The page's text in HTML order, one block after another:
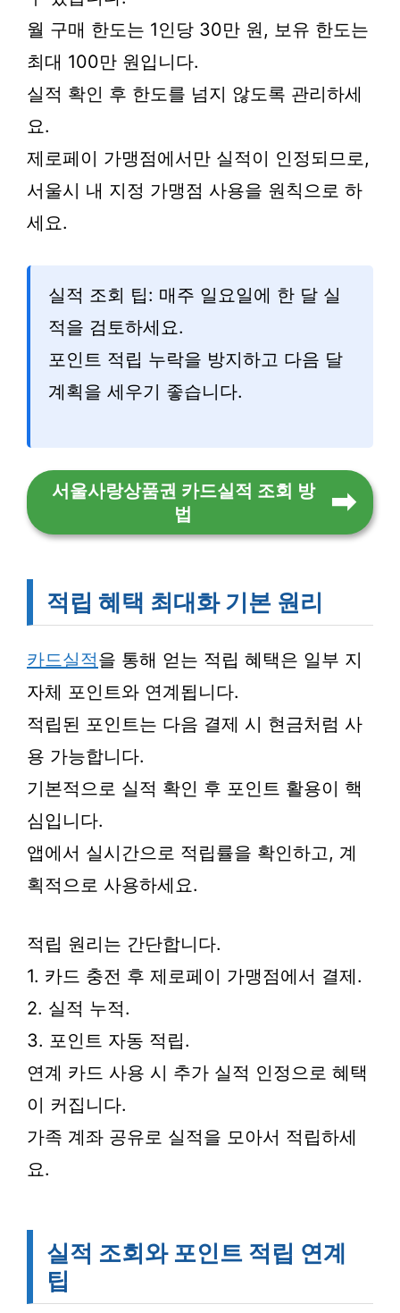
월 구매 한도는 1인당 30만 원, 보유 한도는
최대 100만 원입니다.
실적 확인 후 한도를 넘지 않도록 관리하세
요.
제로페이 가맹점에서만 실적이 인정되므로,
서울시 내 지정 가맹점 사용을 원칙으로 하
세요.
실적 조회 팁: 매주 일요일에 한 달 실
적을 검토하세요.
포인트 적립 누락을 방지하고 다음 달
계획을 세우기 좋습니다.
서울사랑상품권 카드실적 조회 방
법
적립 혜택 최대화 기본 원리
카드실적을 통해 얻는 적립 혜택은 일부 지
자체 포인트와 연계됩니다.
적립된 포인트는 다음 결제 시 현금처럼 사
용 가능합니다.
기본적으로 실적 확인 후 포인트 활용이 핵
심입니다.
앱에서 실시간으로 적립률을 확인하고, 계
획적으로 사용하세요.
적립 원리는 간단합니다.
1. 카드 충전 후 제로페이 가맹점에서 결제.
2. 실적 누적.
3. 포인트 자동 적립.
연계 카드 사용 시 추가 실적 인정으로 혜택
이 커집니다.
가족 계좌 공유로 실적을 모아서 적립하세
요.
실적 조회와 포인트 적립 연계
팁